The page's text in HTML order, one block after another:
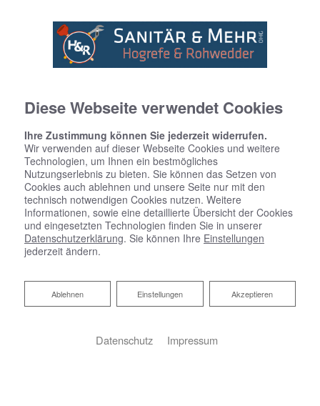
Nutzung in gewerblichen und
Diese Webseite verwendet Cookies
Ihre Zustimmung können Sie jederzeit widerrufen.
Wir verwenden auf dieser Webseite Cookies und weitere
Technologien, um Ihnen ein bestmögliches
Nutzungserlebnis zu bieten. Sie können das Setzen von
Cookies auch ablehnen und unsere Seite nur mit den
technisch notwendigen Cookies nutzen. Weitere
Informationen, sowie eine detaillierte Übersicht der Cookies
und eingesetzten Technologien finden Sie in unserer
Datenschutzerklärung. Sie können Ihre Einstellungen
jederzeit ändern.
Akzeptieren
Einstellungen
Ablehnen
Ablehnen
Datenschutz Impressum